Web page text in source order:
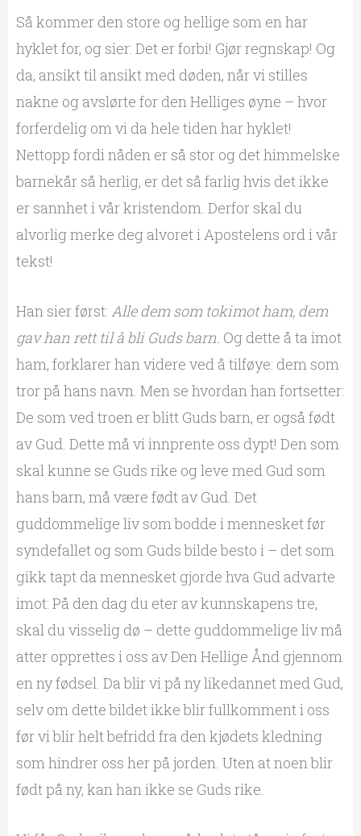
Så kommer den store og hellige som en har
hyklet for, og sier: Det er forbi! Gjør regnskap! Og
da, ansikt til ansikt med døden, når vi stilles
nakne og avslørte for den Helliges øyne – hvor
forferdelig om vi da hele tiden har hyklet!
Nettopp fordi nåden er så stor og det himmelske
barnekår så herlig, er det så farlig hvis det ikke
er sannhet i vår kristendom. Derfor skal du
alvorlig merke deg alvoret i Apostelens ord i vår
tekst!
Han sier først: Alle dem som tokimot ham, dem
gav han rett til å bli Guds barn. Og dette å ta imot
ham, forklarer han videre ved å tilføye: dem som
tror på hans navn. Men se hvordan han fortsetter:
De som ved troen er blitt Guds barn, er også født
av Gud. Dette må vi innprente oss dypt! Den som
skal kunne se Guds rike og leve med Gud som
hans barn, må være født av Gud. Det
guddommelige liv som bodde i mennesket før
syndefallet og som Guds bilde besto i – det som
gikk tapt da mennesket gjorde hva Gud advarte
imot: På den dag du eter av kunnskapens tre,
skal du visselig dø – dette guddommelige liv må
atter opprettes i oss av Den Hellige Ånd gjennom
en ny fødsel. Da blir vi på ny likedannet med Gud,
selv om dette bildet ikke blir fullkomment i oss
før vi blir helt befridd fra den kjødets kledning
som hindrer oss her på jorden. Uten at noen blir
født på ny, kan han ikke se Guds rike.